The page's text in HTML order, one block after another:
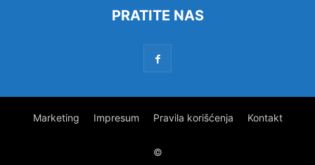
PRATITE NAS
Marketing Impresum Pravila korišćenja Kontakt
©